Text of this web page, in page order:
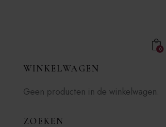
0
WINKELWAGEN
Geen producten in de winkelwagen.
ZOEKEN